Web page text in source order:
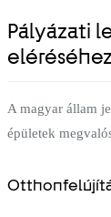
Pályázati
eléréséhez
A magyar állam
épületek